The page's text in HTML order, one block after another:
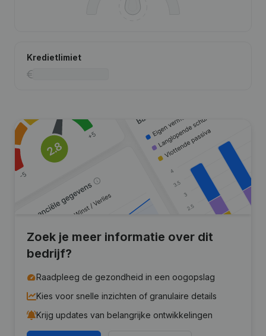
Kredietlimiet
Zoek je meer informatie over dit
bedrijf?
Raadpleeg de gezondheid in een oogopslag
Kies voor snelle inzichten of granulaire details
Krijg updates van belangrijke ontwikkelingen